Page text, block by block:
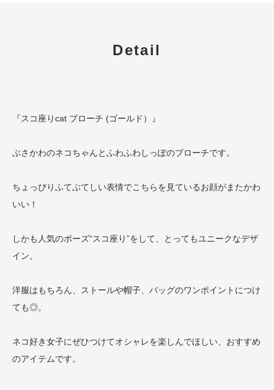
Detail
『スコ座りcat ブローチ (ゴールド）』
ぶさかわのネコちゃんとふわふわしっぽのブローチです。
ちょっぴりふてぶてしい表情でこちらを見ているお顔がまたかわ
いい！
しかも人気のポーズ“スコ座り”をして、とってもユニークなデザ
イン。
洋服はもちろん、ストールや帽子、バッグのワンポイントにつけ
ても◎。
ネコ好き女子にぜひつけてオシャレを楽しんでほしい、おすすめ
のアイテムです。